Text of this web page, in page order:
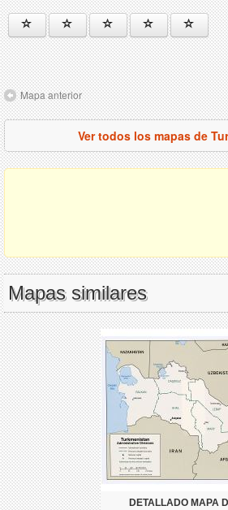
Mapa anterior
Ver todos los mapas de
Mapas similares
DETALLADO MAPA